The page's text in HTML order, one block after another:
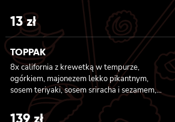
13zł
TOPPAK
8x california z krewetką w tempurze,
ogórkiem, majonezem lekko pikantnym,
sosem teriyaki, sosem sriracha i sezamem,
masago owinięta łososiem, tuńczykiem,
węgorzem i krewetką, 8x california z
139zł